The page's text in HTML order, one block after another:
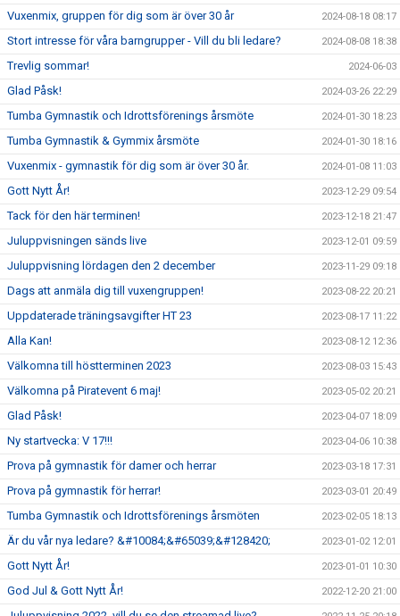
Vuxenmix, gruppen för dig som är över 30 år 2024-08-18 08:17
Stort intresse för våra barngrupper - Vill du bli ledare? 2024-08-08 18:38
Trevlig sommar! 2024-06-03
Glad Påsk! 2024-03-26 22:29
Tumba Gymnastik och Idrottsförenings årsmöte 2024-01-30 18:23
Tumba Gymnastik & Gymmix årsmöte 2024-01-30 18:16
Vuxenmix - gymnastik för dig som är över 30 år. 2024-01-08 11:03
Gott Nytt År! 2023-12-29 09:54
Tack för den här terminen! 2023-12-18 21:47
Juluppvisningen sänds live 2023-12-01 09:59
Juluppvisning lördagen den 2 december 2023-11-29 09:18
Dags att anmäla dig till vuxengruppen! 2023-08-22 20:21
Uppdaterade träningsavgifter HT 23 2023-08-17 11:22
Alla Kan! 2023-08-12 12:36
Välkomna till höstterminen 2023 2023-08-03 15:43
Välkomna på Piratevent 6 maj! 2023-05-02 20:21
Glad Påsk! 2023-04-07 18:09
Ny startvecka: V 17!!! 2023-04-06 10:38
Prova på gymnastik för damer och herrar 2023-03-18 17:31
Prova på gymnastik för herrar! 2023-03-01 20:49
Tumba Gymnastik och Idrottsförenings årsmöten 2023-02-05 18:13
Är du vår nya ledare? &#10084;&#65039;&#128420; 2023-01-02 12:01
Gott Nytt År! 2023-01-01 10:30
God Jul & Gott Nytt År! 2022-12-20 21:00